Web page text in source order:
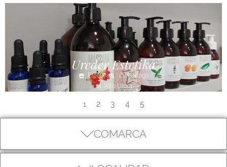
COMARCA
Ureder Estetika
Estética
Zumarraga
Alto Urola
1 2 3 4 5